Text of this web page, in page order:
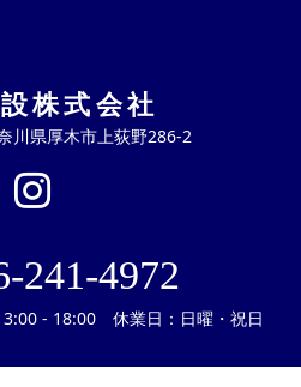
株式会社
県厚木市上荻野286-2
241-4972
- 18:00 休業日：日曜・祝日